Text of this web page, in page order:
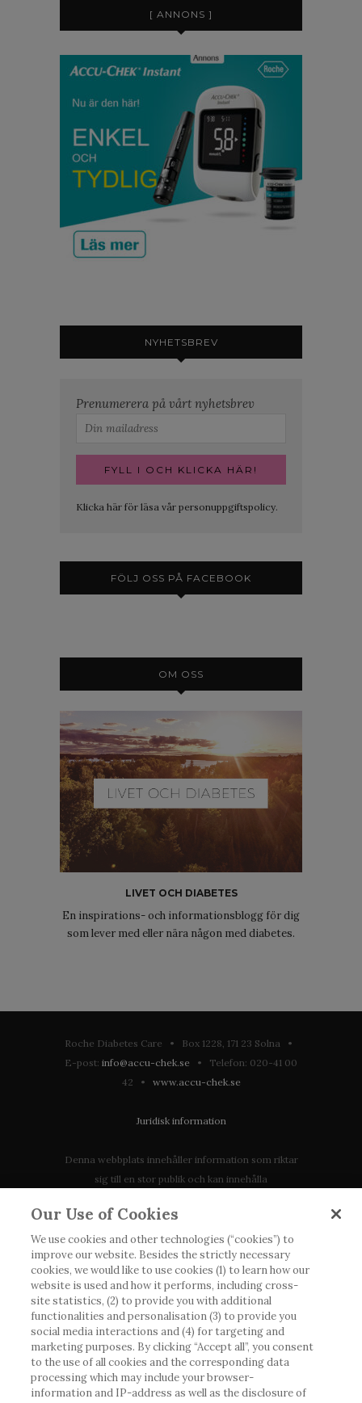
[ ANNONS ]
NYHETSBREV
Prenumerera på vårt nyhetsbrev
Klicka här för läsa vår personuppgiftspolicy.
FÖLJ OSS PÅ FACEBOOK
OM OSS
LIVET OCH DIABETES
En inspirations- och informationsblogg för dig
som lever med eller nära någon med diabetes.
Roche Diabetes Care • Box 1228, 171 23 Solna •
E-post: info@accu-chek.se • Telefon: 020-41 00
42 • www.accu-chek.se
Juridisk information
Denna webbplats innehåller information som riktar
sig till en stor publik och kan innehålla
tillgänglig eller giltig i ditt land. Vänligen observera
att vi inte tar något ansvar för information som
eventuellt inte uppfyller någon gällande rättslig
process, förordning, registrering eller användning i
landet där du bor.
Roche har inte alltid möjlighet att kvalitetssäkra
andras inlägg, men kommer att ta bort vilseledande
eller olämpliga inlägg i möjligaste mån. Vi har inget
ansvar för innehållet på externa webbplatser som
Our Use of Cookies
We use cookies and other technologies (“cookies”) to
improve our website. Besides the strictly necessary
cookies, we would like to use cookies (1) to learn how our
website is used and how it performs, including cross-
site statistics, (2) to provide you with additional
functionalities and personalisation (3) to provide you
social media interactions and (4) for targeting and
marketing purposes. By clicking “Accept all”, you consent
to the use of all cookies and the corresponding data
processing which may include your browser-
information and IP-address as well as the disclosure of